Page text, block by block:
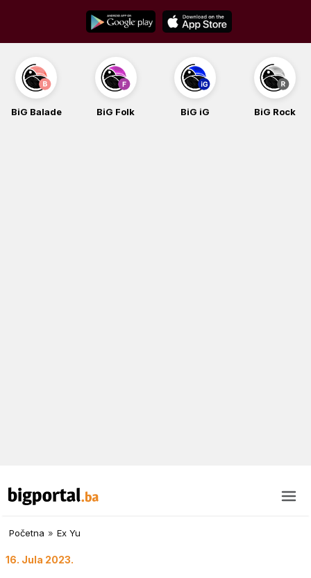
content
BiG Balade BiG Folk BiG iG BiG Rock
Početna » Ex Yu
16. Jula 2023.